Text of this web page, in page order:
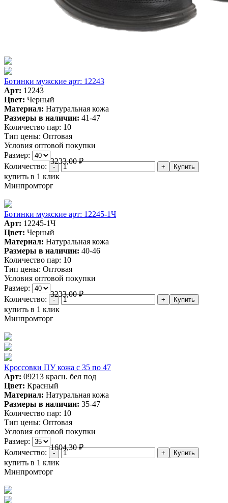
Ботинки мужские арт: 12243
Арт: 12243
Цвет: Черный
Материал: Натуральная кожа
Размеры в наличии: 41-47
Количество пар: 10
Тип цены: Оптовая
Условия оптовой покупки
Размер:
3233,00₽
Количество:
купить в 1 клик
Минпромторг
Ботинки мужские арт: 12245-1Ч
Арт: 12245-1Ч
Цвет: Черный
Материал: Натуральная кожа
Размеры в наличии: 40-46
Количество пар: 10
Тип цены: Оптовая
Условия оптовой покупки
Размер:
3233,00₽
Количество:
купить в 1 клик
Минпромторг
Кроссовки ПУ кожа c 35 по 47
Арт: 09213 красн. бел под
Цвет: Красный
Материал: Натуральная кожа
Размеры в наличии: 35-47
Количество пар: 10
Тип цены: Оптовая
Условия оптовой покупки
Размер:
1604,30₽
Количество:
купить в 1 клик
Минпромторг